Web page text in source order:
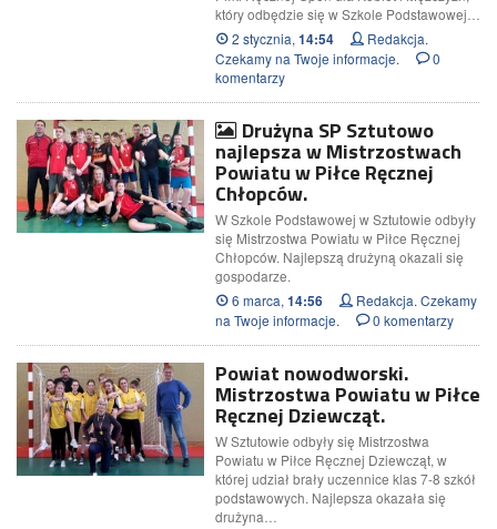
który odbędzie się w Szkole Podstawowej…
2 stycznia, 14:54
Redakcja.
Czekamy na Twoje informacje.
0
komentarzy
Drużyna SP Sztutowo
najlepsza w Mistrzostwach
Powiatu w Piłce Ręcznej
Chłopców.
W Szkole Podstawowej w Sztutowie odbyły
się Mistrzostwa Powiatu w Piłce Ręcznej
Chłopców. Najlepszą drużyną okazali się
gospodarze.
6 marca, 14:56
Redakcja. Czekamy
na Twoje informacje.
0 komentarzy
Powiat nowodworski.
Mistrzostwa Powiatu w Piłce
Ręcznej Dziewcząt.
W Sztutowie odbyły się Mistrzostwa
Powiatu w Piłce Ręcznej Dziewcząt, w
której udział brały uczennice klas 7-8 szkół
podstawowych. Najlepsza okazała się
drużyna…